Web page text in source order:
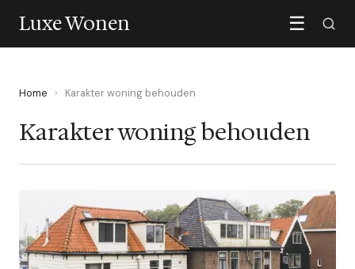
Luxe Wonen ☰
Home › Karakter woning behouden
Karakter woning behouden